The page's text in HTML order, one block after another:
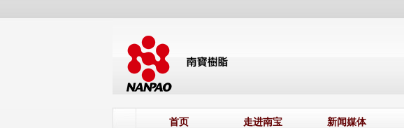
首页 走进南宝 新闻媒体